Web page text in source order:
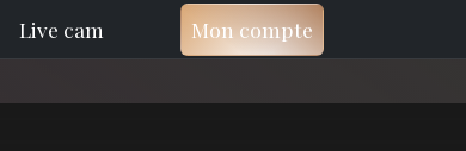
Live cam Mon compte